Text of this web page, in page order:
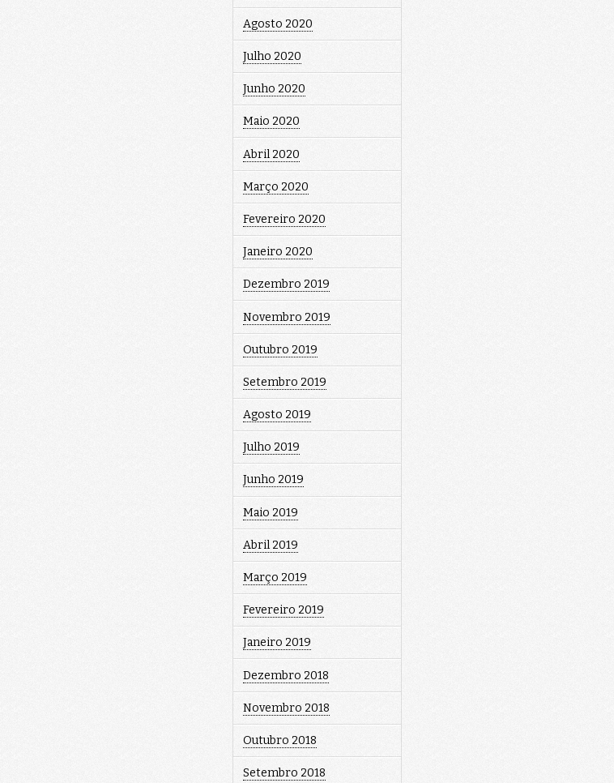
Agosto 2020
Julho 2020
Junho 2020
Maio 2020
Abril 2020
Março 2020
Fevereiro 2020
Janeiro 2020
Dezembro 2019
Novembro 2019
Outubro 2019
Setembro 2019
Agosto 2019
Julho 2019
Junho 2019
Maio 2019
Abril 2019
Março 2019
Fevereiro 2019
Janeiro 2019
Dezembro 2018
Novembro 2018
Outubro 2018
Setembro 2018